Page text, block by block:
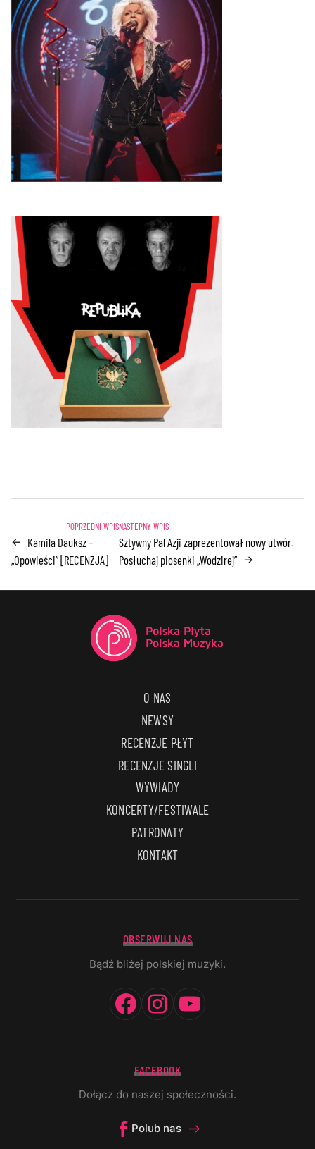
← Kamila Dauksz –
„Opowieści” [RECENZJA]
Sztywny Pal Azji zaprezentował nowy utwór.
Posłuchaj piosenki „Wodzirej” →
O NAS
NEWSY
RECENZJE PŁYT
RECENZJE SINGLI
WYWIADY
KONCERTY/FESTIWALE
PATRONATY
KONTAKT
OBSERWUJ NAS
Bądź bliżej polskiej muzyki.
Facebook
Instagram
FACEBOOK
Dołącz do naszej społeczności.
Polub nas